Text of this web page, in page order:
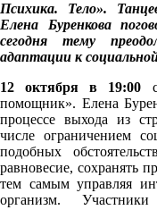
Психика. Тело».
Елена Буренкова
сегодня тему
адаптации к
12 октября в 19:00
помощник». Елена
процессе выхода из
числе ограничением
подобных
равновесие, сохранять
тем самым управляя
организм.